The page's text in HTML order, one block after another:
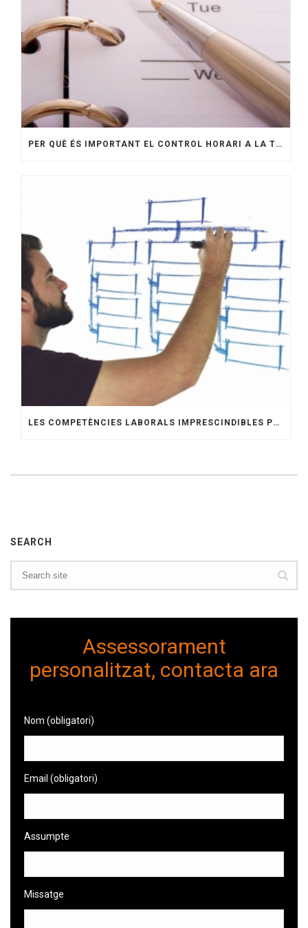
PER QUÈ ÉS IMPORTANT EL CONTROL HORARI A LA TEVA EMPRESA?
LES COMPETÈNCIES LABORALS IMPRESCINDIBLES PER A QUALSEVOL TREBALLADOR
SEARCH
Assessorament
personalitzat, contacta ara
Nom (obligatori)
Email (obligatori)
Assumpte
Missatge